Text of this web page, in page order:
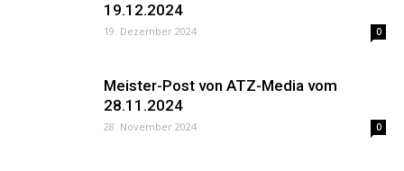
19.12.2024
19. Dezember 2024 0
Meister-Post von ATZ-Media vom
28.11.2024
28. November 2024 0